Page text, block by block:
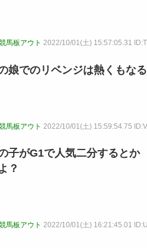
馬板アウト 2022/10/01(土) 15:57:05.31
娘でのリベンジは熱くもなる
馬板アウト 2022/10/01(土) 15:59:54.75
子がG1で人気二分するとか
？
馬板アウト 2022/10/01(土) 16:21:45.01